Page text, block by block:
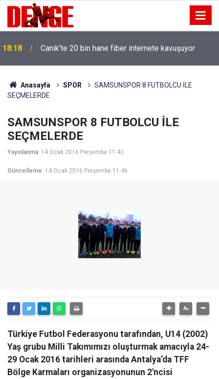
18:18 Canik'te 20 bin hane fiber internete kavuşuyor
Anasayfa SPOR
SAMSUNSPOR 8 FUTBOLCU İLE
SEÇMELERDE
SAMSUNSPOR 8 FUTBOLCU İLE
SEÇMELERDE
Yayınlanma: 14 Ocak 2016 Perşembe 11:42
Güncelleme: 14 Ocak 2016 Perşembe 11:46
Türkiye Futbol Federasyonu tarafından, U14 (2002)
Yaş grubu Milli Takımımızı oluşturmak amacıyla 24-
29 Ocak 2016 tarihleri arasında Antalya’da TFF
Bölge Karmaları organizasyonunun 2'ncisi